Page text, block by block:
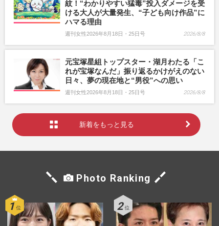
紋！“わかりやすい猛毒”投入ダメージを受
ける大人が大量発生、“子ども向け作品”に
ハマる理由
週刊女性2026年8月18日・25日号 2026/8/8
元宝塚星組トップスター・湖月わたる「こ
れが宝塚なんだ」振り返るかけがえのない
日々、夢の現在地と“男役”への思い
週刊女性2026年8月18日・25日号 2026/8/8
新着をもっと見る
Photo Ranking